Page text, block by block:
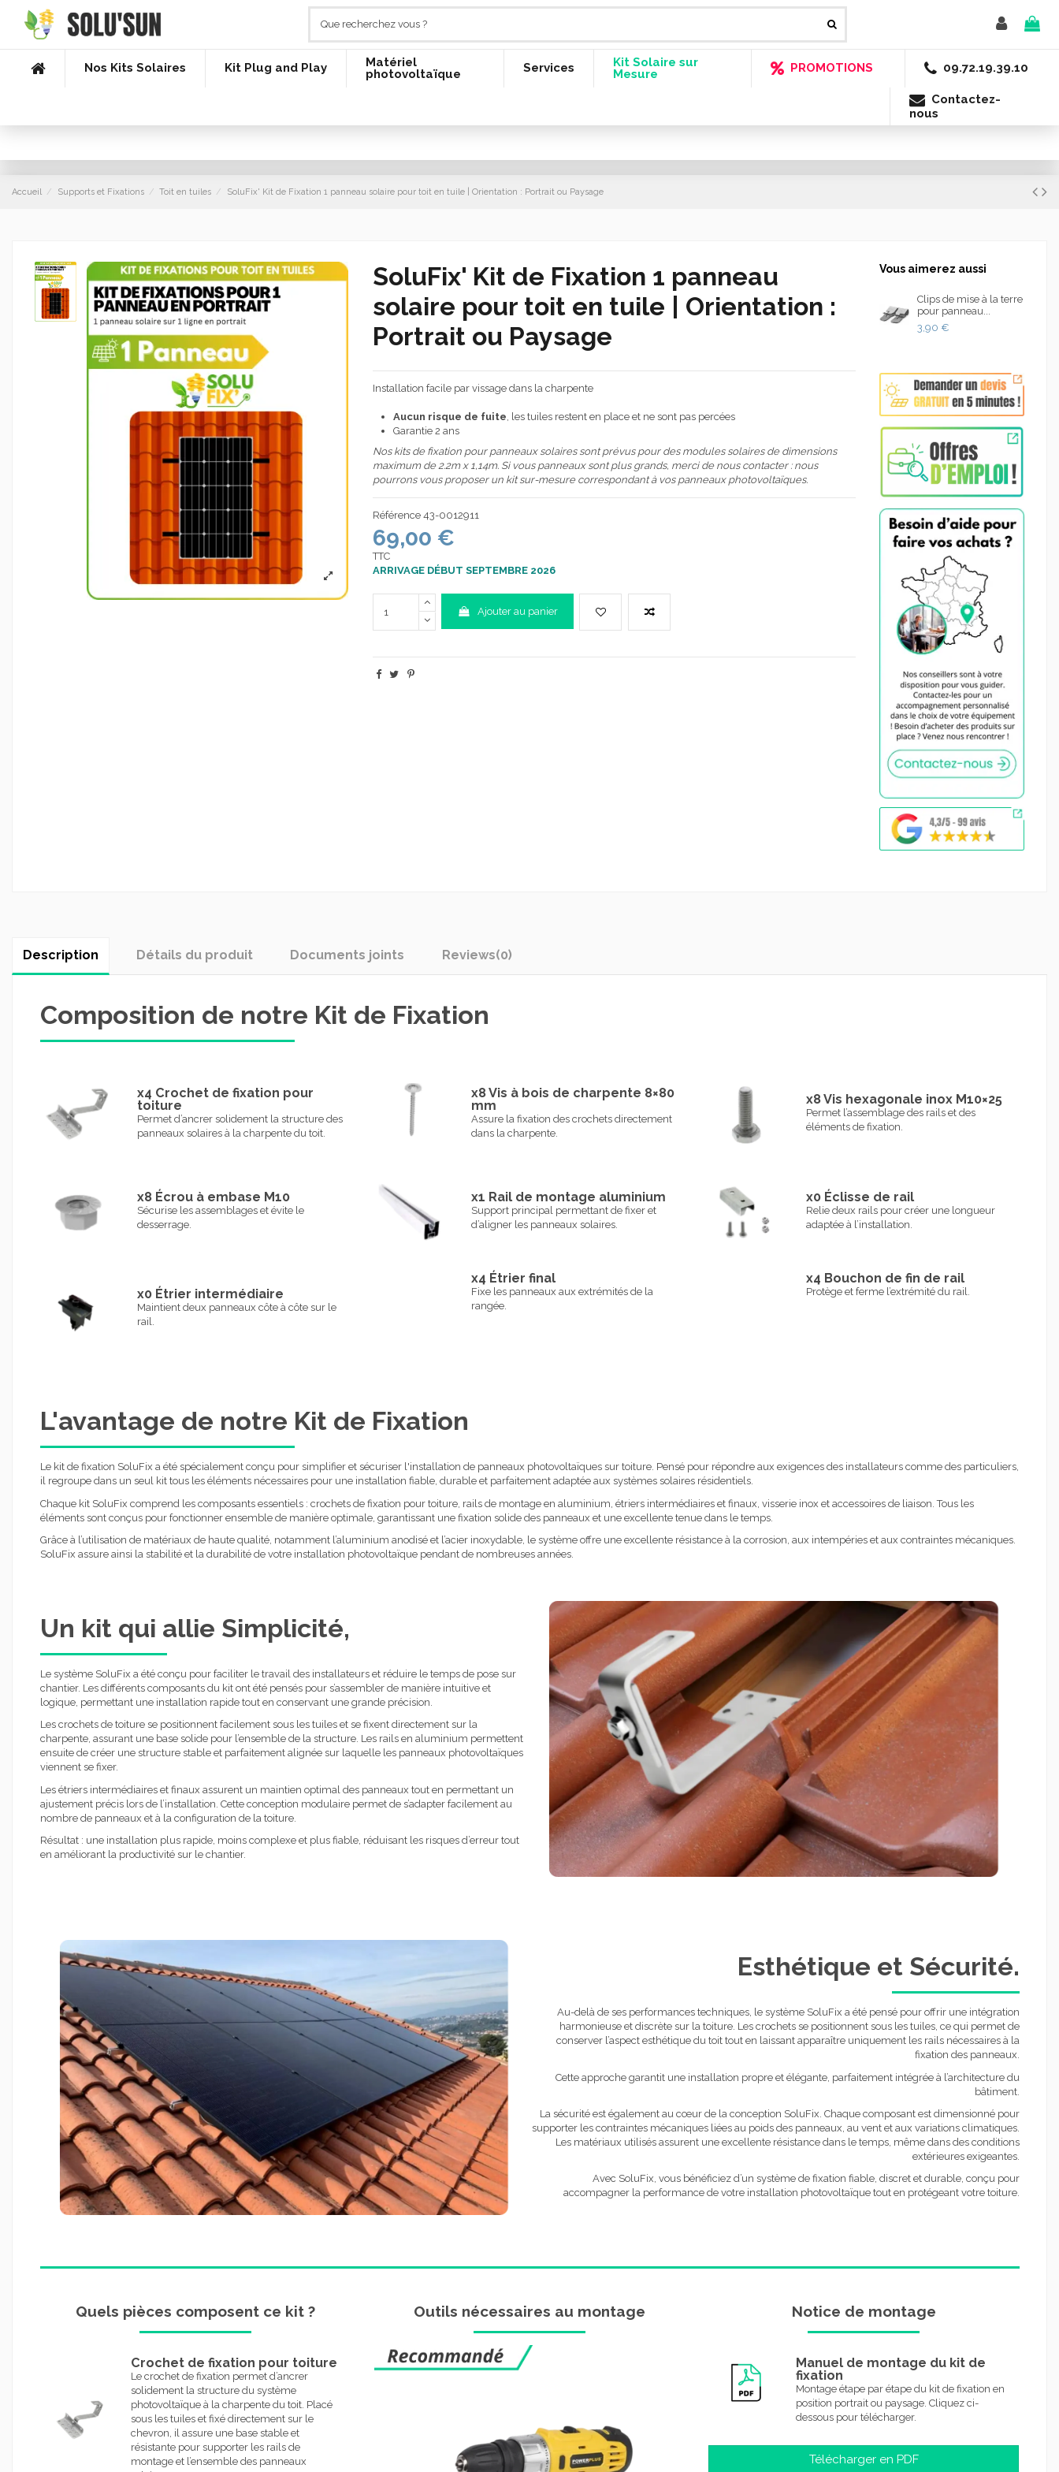
Nos Kits Solaires Kit Plug and Play
Matériel
photovoltaïque
Services
Kit Solaire sur
Mesure
PROMOTIONS 09.72.19.39.10
Contactez-
nous
Accueil Supports et Fixations Toit en tuiles SoluFix' Kit de Fixation 1 panneau solaire pour toit en tuile | Orientation : Portrait ou Paysage
SoluFix' Kit de Fixation 1 panneau
solaire pour toit en tuile | Orientation :
Portrait ou Paysage
Installation facile par vissage dans la charpente
Aucun risque de fuite , les tuiles restent en place et ne sont pas percées
Garantie 2 ans
Nos kits de fixation pour panneaux solaires sont prévus pour des modules solaires de dimensions
maximum de 2.2m x 1,14m. Si vous panneaux sont plus grands, merci de nous contacter : nous
pourrons vous proposer un kit sur-mesure correspondant à vos panneaux photovoltaïques.
Référence 43-0012911
69,00 €
TTC
ARRIVAGE DÉBUT SEPTEMBRE 2026
Ajouter au panier
Vous aimerez aussi
Clips de mise à la terre
pour panneau...
3,90 €
Description Détails du produit Documents joints Reviews(0)
Composition de notre Kit de Fixation
x4 Crochet de fixation pour
toiture
Permet d’ancrer solidement la structure des
panneaux solaires à la charpente du toit.
x8 Vis à bois de charpente 8×80
mm
Assure la fixation des crochets directement
dans la charpente.
x8 Vis hexagonale inox M10×25
Permet l’assemblage des rails et des
éléments de fixation.
x8 Écrou à embase M10
Sécurise les assemblages et évite le
desserrage.
x1 Rail de montage aluminium
Support principal permettant de fixer et
d’aligner les panneaux solaires.
x0 Éclisse de rail
Relie deux rails pour créer une longueur
adaptée à l’installation.
x0 Étrier intermédiaire
Maintient deux panneaux côte à côte sur le
rail.
x4 Étrier final
Fixe les panneaux aux extrémités de la
rangée.
x4 Bouchon de fin de rail
Protège et ferme l’extrémité du rail.
L'avantage de notre Kit de Fixation
Le kit de fixation SoluFix a été spécialement conçu pour simplifier et sécuriser l'installation de panneaux photovoltaïques sur toiture. Pensé pour répondre aux exigences des installateurs comme des particuliers,
il regroupe dans un seul kit tous les éléments nécessaires pour une installation fiable, durable et parfaitement adaptée aux systèmes solaires résidentiels.
Chaque kit SoluFix comprend les composants essentiels : crochets de fixation pour toiture, rails de montage en aluminium, étriers intermédiaires et finaux, visserie inox et accessoires de liaison. Tous les
éléments sont conçus pour fonctionner ensemble de manière optimale, garantissant une fixation solide des panneaux et une excellente tenue dans le temps.
Grâce à l’utilisation de matériaux de haute qualité, notamment l’aluminium anodisé et l’acier inoxydable, le système offre une excellente résistance à la corrosion, aux intempéries et aux contraintes mécaniques.
SoluFix assure ainsi la stabilité et la durabilité de votre installation photovoltaïque pendant de nombreuses années.
Un kit qui allie Simplicité,
Le système SoluFix a été conçu pour faciliter le travail des installateurs et réduire le temps de pose sur
chantier. Les différents composants du kit ont été pensés pour s’assembler de manière intuitive et
logique, permettant une installation rapide tout en conservant une grande précision.
Les crochets de toiture se positionnent facilement sous les tuiles et se fixent directement sur la
charpente, assurant une base solide pour l’ensemble de la structure. Les rails en aluminium permettent
ensuite de créer une structure stable et parfaitement alignée sur laquelle les panneaux photovoltaïques
viennent se fixer.
Les étriers intermédiaires et finaux assurent un maintien optimal des panneaux tout en permettant un
ajustement précis lors de l’installation. Cette conception modulaire permet de s’adapter facilement au
nombre de panneaux et à la configuration de la toiture.
Résultat : une installation plus rapide, moins complexe et plus fiable, réduisant les risques d’erreur tout
en améliorant la productivité sur le chantier.
Esthétique et Sécurité.
Au-delà de ses performances techniques, le système SoluFix a été pensé pour offrir une intégration
harmonieuse et discrète sur la toiture. Les crochets se positionnent sous les tuiles, ce qui permet de
conserver l’aspect esthétique du toit tout en laissant apparaître uniquement les rails nécessaires à la
fixation des panneaux.
Cette approche garantit une installation propre et élégante, parfaitement intégrée à l’architecture du
bâtiment.
La sécurité est également au cœur de la conception SoluFix. Chaque composant est dimensionné pour
supporter les contraintes mécaniques liées au poids des panneaux, au vent et aux variations climatiques.
Les matériaux utilisés assurent une excellente résistance dans le temps, même dans des conditions
extérieures exigeantes.
Avec SoluFix, vous bénéficiez d’un système de fixation fiable, discret et durable, conçu pour
accompagner la performance de votre installation photovoltaïque tout en protégeant votre toiture.
Quels pièces composent ce kit ?
Crochet de fixation pour toiture
Le crochet de fixation permet d’ancrer
solidement la structure du système
photovoltaïque à la charpente du toit. Placé
sous les tuiles et fixé directement sur le
chevron, il assure une base stable et
résistante pour supporter les rails de
montage et l’ensemble des panneaux
Outils nécessaires au montage Notice de montage
Manuel de montage du kit de
fixation
Montage étape par étape du kit de fixation en
position portrait ou paysage. Cliquez ci-
dessous pour télécharger.
Télécharger en PDF